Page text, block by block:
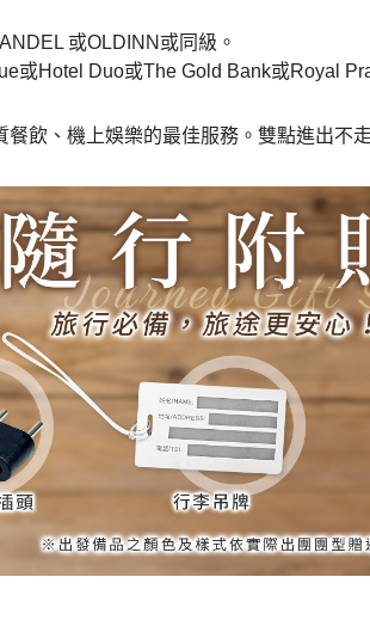
或OLDINN或同級。
Hotel Duo或The Gold Bank或Royal
飲、機上娛樂的最佳服務。雙點進出不